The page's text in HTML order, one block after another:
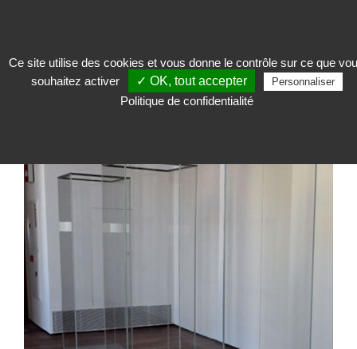
Exposer>Vitrine d'exposition>Vitrine patrimoniale>Vitrine Totale Vision
Ce site utilise des cookies et vous donne le contrôle sur ce que
souhaitez activer
✓ OK, tout accepter Personnaliser
Politique de confidentialité